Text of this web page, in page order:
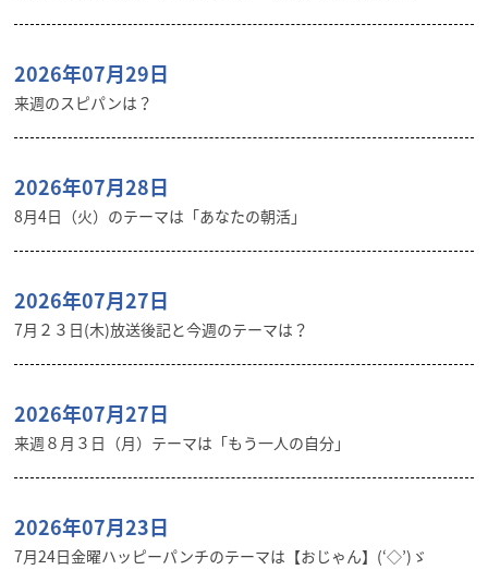
2026年07月29日
来週のスピパンは？
2026年07月28日
8月4日（火）のテーマは「あなたの朝活」
2026年07月27日
7月２３日(木)放送後記と今週のテーマは？
2026年07月27日
来週８月３日（月）テーマは「もう一人の自分」
2026年07月23日
7月24日金曜ハッピーパンチのテーマは【おじゃん】(‘◇’)ゞ